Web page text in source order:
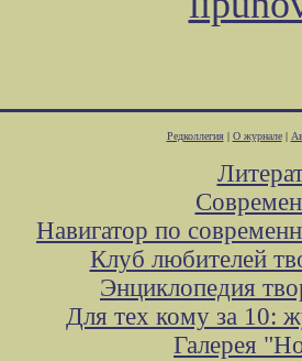
Редколлегия| О журнале|
Навигатор по
Клуб любителей
Энциклопедия
Для тех кому за 10:
Галерея